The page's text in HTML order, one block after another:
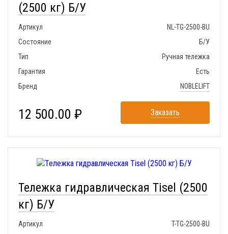
(2500 кг) Б/У
Артикул
NL-TG-2500-BU
Состояние
Б/У
Тип
Ручная тележка
Гарантия
Есть
Бренд
NOBLELIFT
12 500.00 ₽ Заказать
Тележка гидравлическая Tisel (2500
кг) Б/У
Артикул
T-TG-2500-BU